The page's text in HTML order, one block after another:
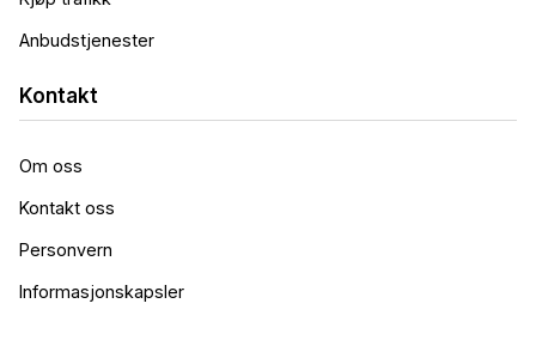
Anbudstjenester
Kontakt
Om oss
Kontakt oss
Personvern
Informasjonskapsler